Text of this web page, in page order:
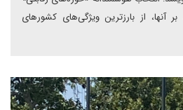
آنها، از بارزترین ویژگی‌های کشورهای